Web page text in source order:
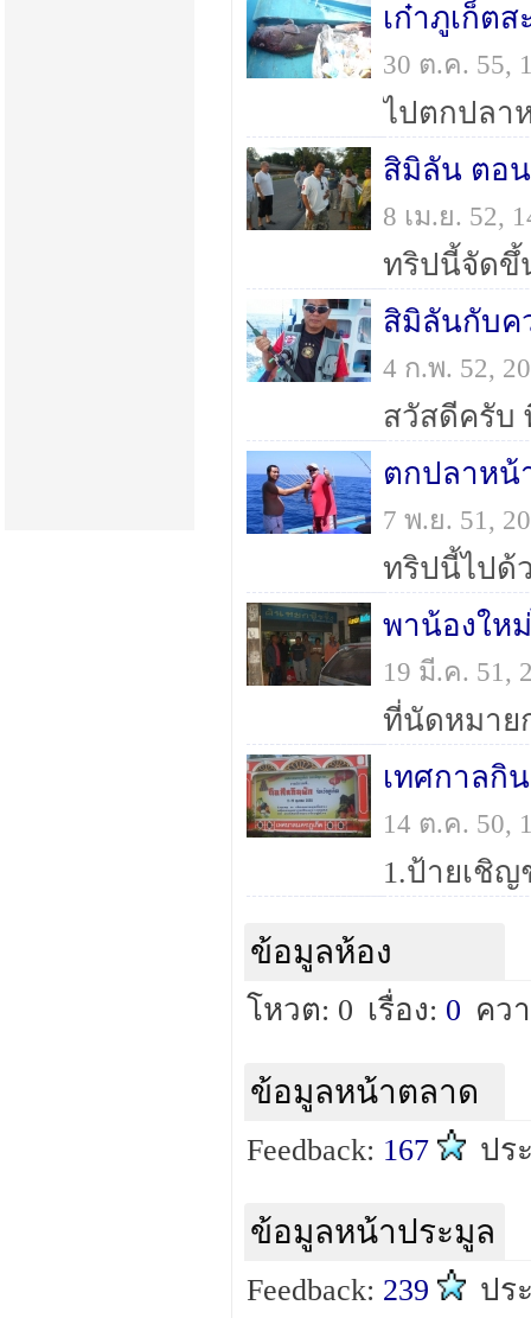
เก๋าภูเก็ต
30 ต.ค. 55,
ไปตกปลา
สิมิลัน ตอ
8 เม.ย. 52,
สิมิลันกับค
4 ก.พ. 52,
ตกปลาหน้
7 พ.ย. 51,
พาน้องให
19 มี.ค. 51,
ที่นัดหมาย
เทศกาลกิ
14 ต.ค. 50,
1.ป้ายเชิ
ข้อมูลห้อง
โหวต: 0 เรื่อง: 0 คว
ข้อมูลหน้าตลาด
Feedback: 167 ปร
ข้อมูลหน้าประมูล
Feedback: 239 ปร